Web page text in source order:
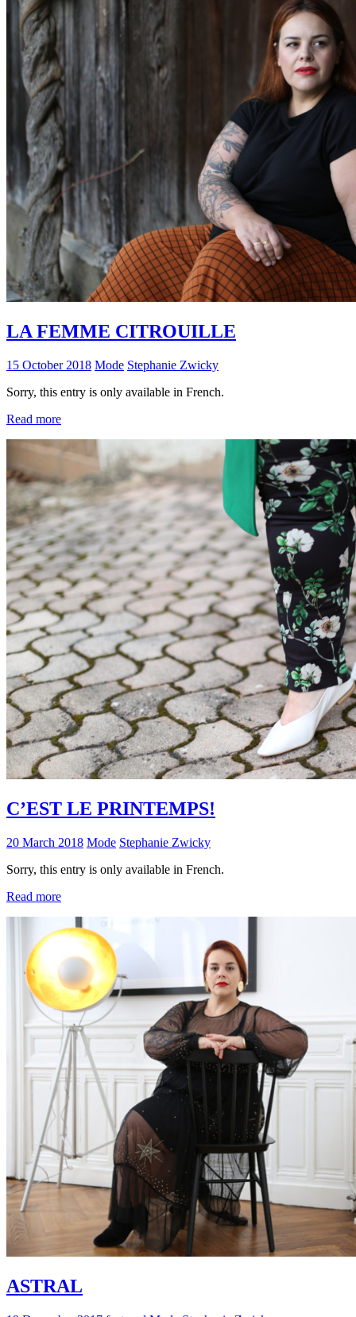
LA FEMME CITROUILLE
15 October 2018 Mode Stephanie Zwicky
Sorry, this entry is only available in French.
Read more
C’EST LE PRINTEMPS!
20 March 2018 Mode Stephanie Zwicky
Sorry, this entry is only available in French.
Read more
ASTRAL